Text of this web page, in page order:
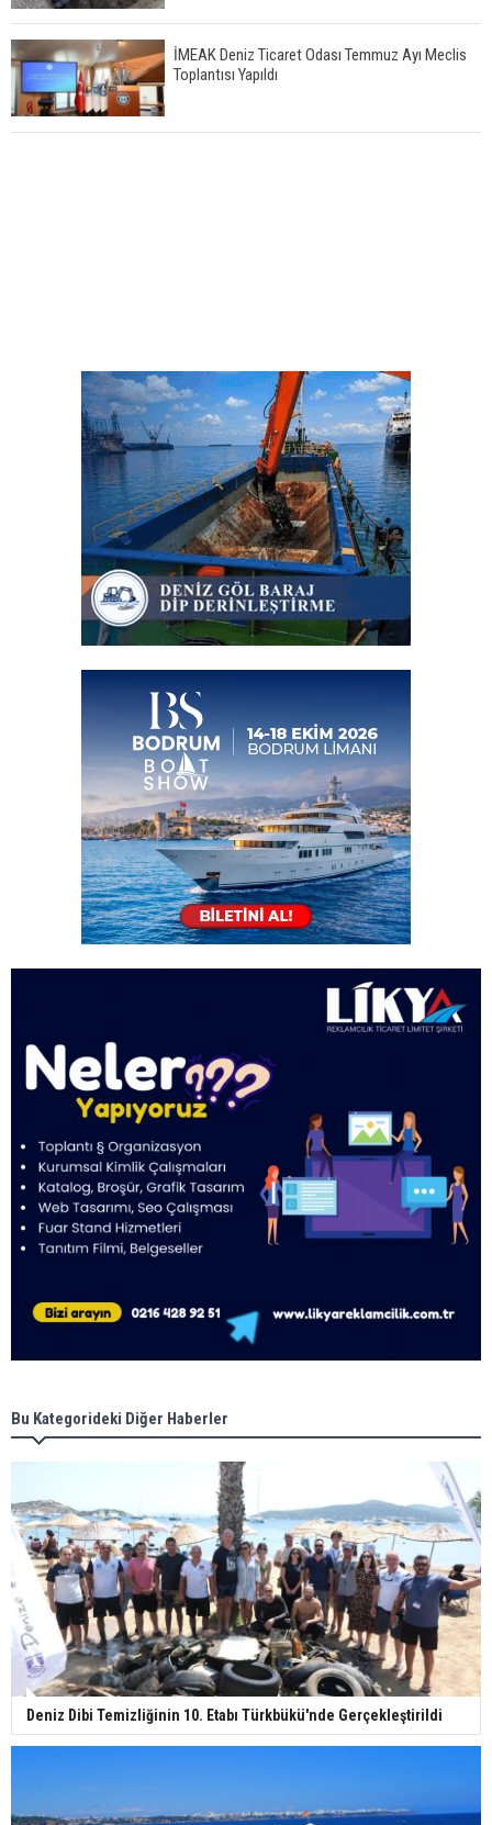
İMEAK Deniz Ticaret Odası Temmuz Ayı Meclis
Toplantısı Yapıldı
Bu Kategorideki Diğer Haberler
Deniz Dibi Temizliğinin 10. Etabı Türkbükü'nde Gerçekleştirildi